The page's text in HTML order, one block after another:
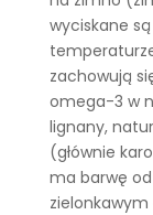
wyciskane
zachowują
omega-3 w
lignany,
(głównie
ma barwę od